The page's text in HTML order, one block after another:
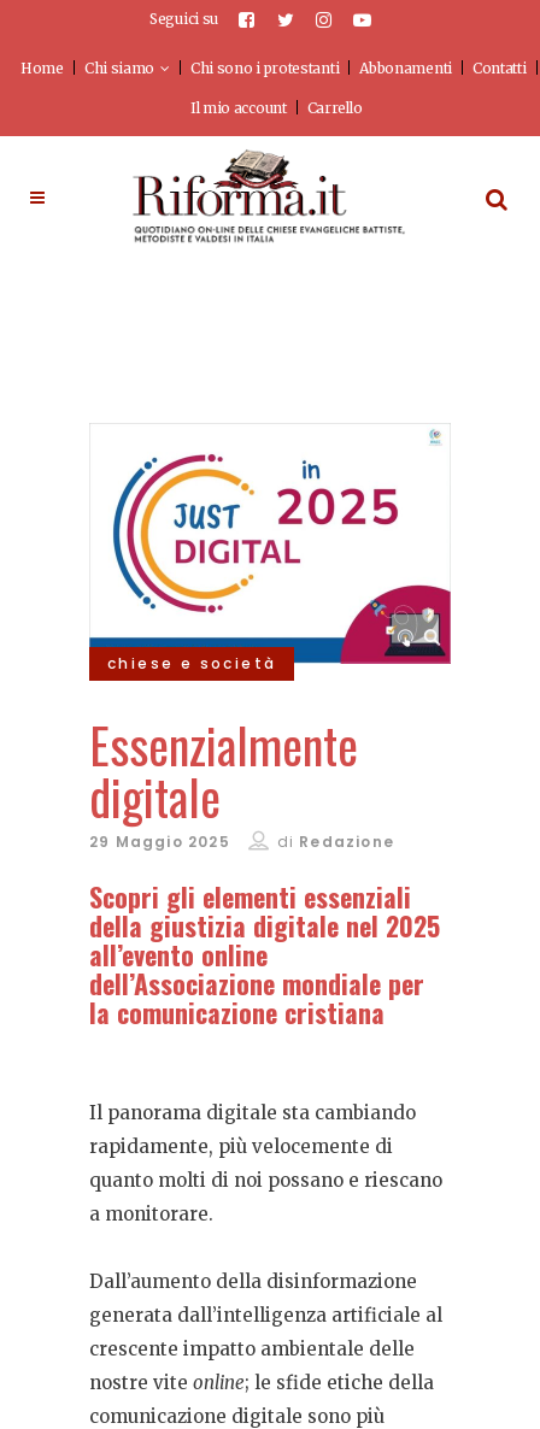
Seguici su
Home Chi siamo Chi sono i protestanti Abbonamenti Contatti
Il mio account Carrello
chiese e società
Essenzialmente
digitale
29 Maggio 2025 di Redazione
Scopri gli elementi essenziali
della giustizia digitale nel 2025
all’evento online
dell’Associazione mondiale per
la comunicazione cristiana
Il panorama digitale sta cambiando
rapidamente, più velocemente di
quanto molti di noi possano e riescano
a monitorare.
Dall’aumento della disinformazione
generata dall’intelligenza artificiale al
crescente impatto ambientale delle
nostre vite online; le sfide etiche della
comunicazione digitale sono più